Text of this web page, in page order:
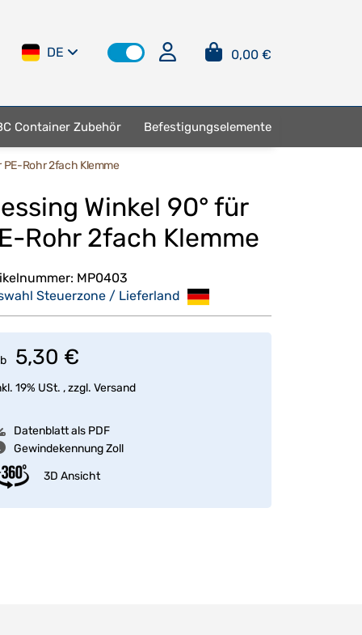
DE 0,00 €
Container Zubehör Befestigungselemente
PE-Rohr 2fach Klemme
Winkel 90° für
Rohr 2fach Klemme
MP0403
Steuerzone / Lieferland
5,30 €
19% USt. , zzgl. Versand
Datenblatt als PDF
Gewindekennung Zoll
3D Ansicht